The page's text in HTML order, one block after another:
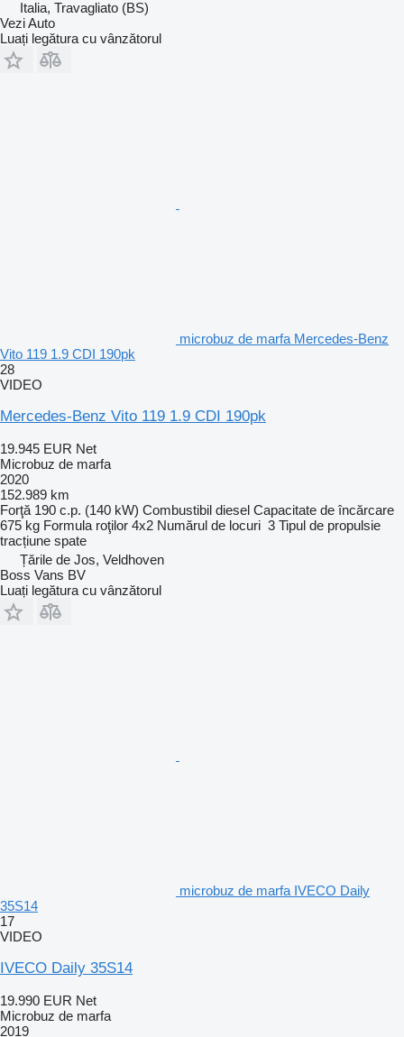
Italia, Travagliato (BS)
Vezi Auto
Luați legătura cu vânzătorul
microbuz de marfa Mercedes-Benz
Vito 119 1.9 CDI 190pk
28
VIDEO
Mercedes-Benz Vito 119 1.9 CDI 190pk
19.945 EUR Net
Microbuz de marfa
2020
152.989 km
Forţă 190 c.p. (140 kW) Combustibil diesel Capacitate de încărcare
675 kg Formula roţilor 4x2 Numărul de locuri 3 Tipul de propulsie
tracțiune spate
Țările de Jos, Veldhoven
Boss Vans BV
Luați legătura cu vânzătorul
microbuz de marfa IVECO Daily
35S14
17
VIDEO
IVECO Daily 35S14
19.990 EUR Net
Microbuz de marfa
2019